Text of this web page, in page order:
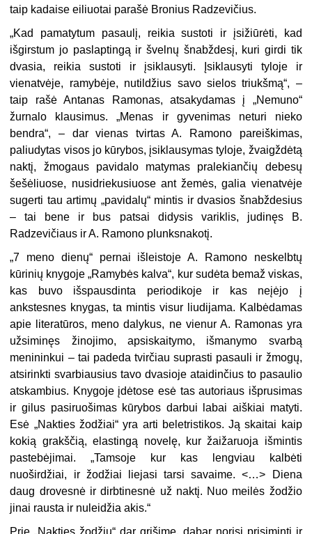
taip kadai­se eiliuotai parašė Bronius Radzevičius.
„Kad pamatytum pasaulį, reikia sustoti ir įsižiūrėti, kad
išgirstum jo paslaptingą ir švelnų šnabždesį, kuri girdi tik
dvasia, reikia sustoti ir įsiklausyti. Įsiklausyti tyloje ir
vienatvėje, ramybėje, nutildžius savo sielos triukšmą“, –
taip rašė Antanas Ramonas, atsakydamas į „Nemu­no“
žurnalo klausimus. „Menas ir gyvenimas neturi nieko
bendra“, – dar vienas tvirtas A. Ramono pareiškimas,
paliudytas visos jo kūrybos, įsiklausymas tyloje, žvaigždėtą
naktį, žmogaus pavidalo matymas pra­lekiančių debesų
šešėliuose, nusidriekusiuose ant žemės, galia vienatvė­je
sugerti tau artimų „pavidalų“ mintis ir dvasios šnabždesius
– tai be­ne ir bus patsai didysis variklis, judinęs B.
Radzevičiaus ir A. Ramono plunksnakotį.
„7 meno dienų“ pernai išleistoje A. Ramono neskelbtų
kūrinių kny­goje „Ramybės kalva“, kur sudėta bemaž viskas,
kas buvo išspausdin­ta periodikoje ir kas neįėjo į
ankstesnes knygas, ta mintis visur liudi­jama. Kalbėdamas
apie literatūros, meno dalykus, ne vienur A. Ramo­nas yra
užsiminęs žinojimo, apsiskaitymo, išmanymo svarbą
menininkui – tai padeda tvirčiau suprasti pasauli ir žmogų,
atsirinkti svarbiausius tavo dvasioje ataidinčius to pasaulio
atskambius. Knygoje įdėto­se esė tas autoriaus išprusimas
ir gilus pasiruošimas kūrybos darbui la­bai aiškiai matyti.
Esė „Nakties žodžiai“ yra arti beletristikos. Ją skaitai kaip
kokią grakščią, elastingą novelę, kur žaižaruoja išmintis
pastebėjimai. „Tamsoje kur kas lengviau kalbėti
nuoširdžiai, ir žodžiai liejasi tarsi savaime. <…> Diena
daug drovesnė ir dirbtinesnė už naktį. Nuo meilės žodžio
jinai rausta ir nuleidžia akis.“
Prie „Nakties žodžių“ dar grįšime, dabar norisi prisiminti ir